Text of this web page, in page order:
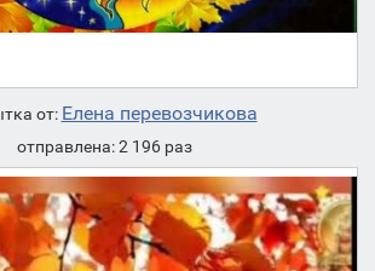
от: Елена перевозчикова
отправлена: 2 196 раз